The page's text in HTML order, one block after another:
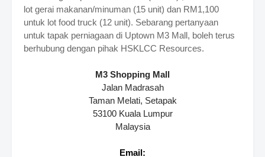
lot gerai makanan/minuman (15 unit) dan RM1,100
untuk lot food truck (12 unit). Sebarang pertanyaan
untuk tapak perniagaan di Uptown M3 Mall, boleh terus
berhubung dengan pihak HSKLCC Resources.
M3 Shopping Mall
Jalan Madrasah
Taman Melati, Setapak
53100 Kuala Lumpur
Malaysia
Email: